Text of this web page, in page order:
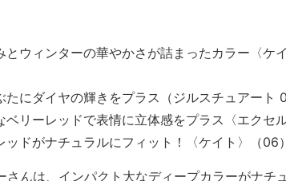
とウィンターの華やかさが詰まったカラー〈ケ
たにダイヤの輝きをプラス（ジルスチュアート
ベリーレッドで表情に立体感をプラス〈エクセ
ッドがナチュラルにフィット！〈ケイト〉（06
さんは、インパクト大なディープカラーがナチ